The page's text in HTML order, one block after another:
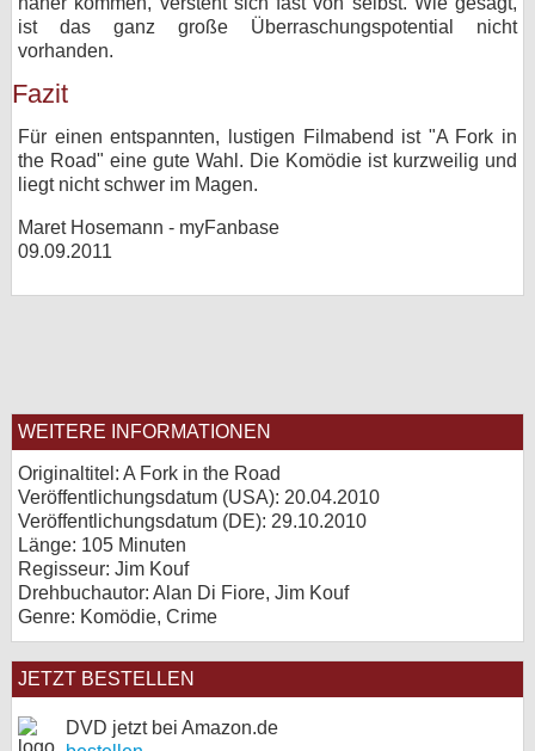
ist das ganz große Überraschungspotential nicht
vorhanden.
Fazit
Für einen entspannten, lustigen Filmabend ist "A Fork in
the Road" eine gute Wahl. Die Komödie ist kurzweilig und
liegt nicht schwer im Magen.
Maret Hosemann - myFanbase
09.09.2011
WEITERE INFORMATIONEN
Originaltitel: A Fork in the Road
Veröffentlichungsdatum (USA): 20.04.2010
Veröffentlichungsdatum (DE): 29.10.2010
Länge: 105 Minuten
Regisseur: Jim Kouf
Drehbuchautor: Alan Di Fiore, Jim Kouf
Genre: Komödie, Crime
JETZT BESTELLEN
DVD jetzt bei Amazon.de